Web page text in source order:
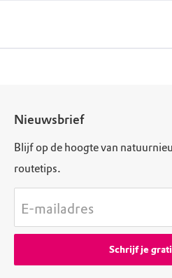
Nieuwsbrief
Blijf op de hoogte van
routetips.
E-mailadres
Schrijf je